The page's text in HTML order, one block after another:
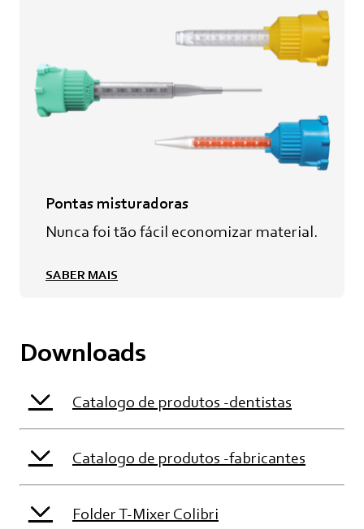
Pontas misturadoras
Nunca foi tão fácil economizar material.
SABER MAIS
Downloads
Catalogo de produtos -dentistas
Catalogo de produtos -fabricantes
Folder T-Mixer Colibri